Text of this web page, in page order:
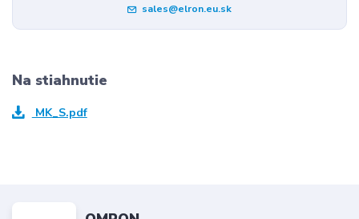
sales@elron.eu.sk
Na stiahnutie
MK_S.pdf